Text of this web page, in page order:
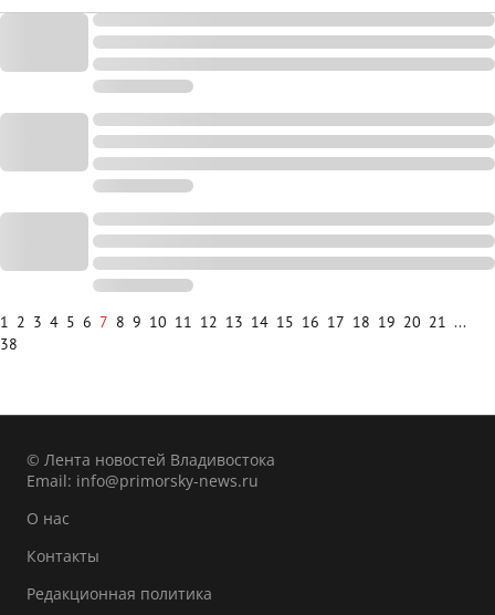
1 2 3 4 5 6 7 8 9 10 11 12 13 14 15 16 17 18 19 20 21 ...
38
© Лента новостей Владивостока
Email: info@primorsky-news.ru
О нас
Контакты
Редакционная политика